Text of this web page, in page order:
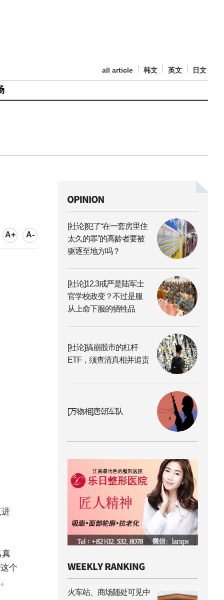
all article 韩文 英文 日文
A+ A-
真
个
[社论]犯了“在一套房里住
太久的罪”的高龄者要被
驱逐至地方吗？
[社论]12.3戒严是陆军士
官学校政变？不过是服
从上命下服的牺牲品
[社论]搞崩股市的杠杆
ETF，须查清真相并追责
[万物相]唐朝军队
火车站、商场随处可见中